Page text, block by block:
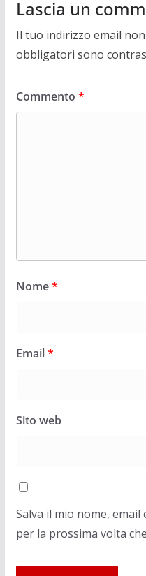
Lascia un
Il tuo indirizzo email
obbligatori sono
Commento *
Nome*
Email*
Sito web
Salva il mio nome,
per la prossima volta